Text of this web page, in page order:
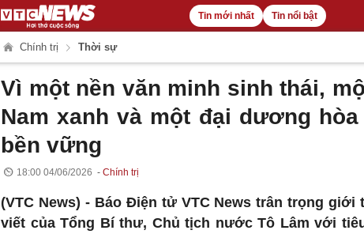
Tin mới nhất Tin nổi bật
Chính trị Thời sự
Vì một nền văn minh sinh thái,
Nam xanh và một đại dương hòa
bền vững
18:00 04/06/2026 Chính trị
(VTC News) - Báo Điện tử VTC News trân trọng giới
viết của Tổng Bí thư, Chủ tịch nước Tô Lâm với